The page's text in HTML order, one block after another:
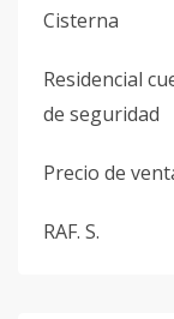
Cisterna
Residencial
de seguridad
Precio de
RAF. S.